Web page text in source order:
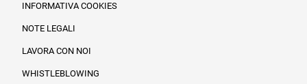
INFORMATIVA COOKIES
NOTE LEGALI
LAVORA CON NOI
WHISTLEBLOWING